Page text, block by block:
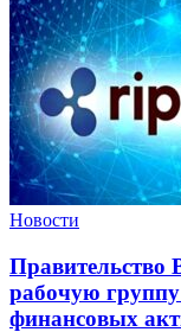
Новости
Правительство
рабочую
финансовых